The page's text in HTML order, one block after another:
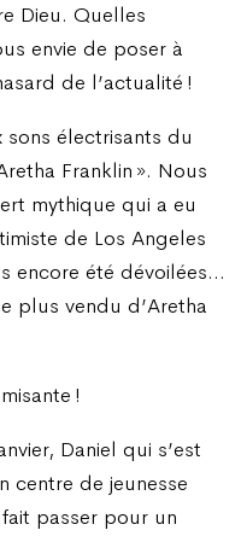
Dieu. Quelles
envie de poser à
de l’actualité !
sons électrisants du
Franklin ». Nous
mythique qui a eu
de Los Angeles
encore été dévoilées…
plus vendu d’Aretha
!
Daniel qui s’est
centre de jeunesse
passer pour un